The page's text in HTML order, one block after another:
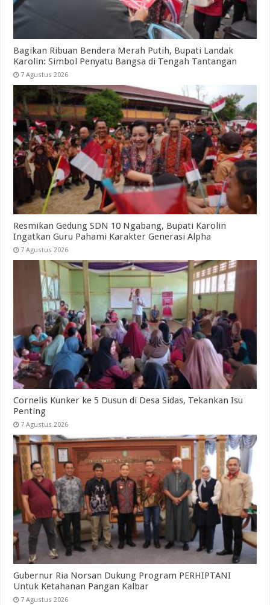
Bagikan Ribuan Bendera Merah Putih, Bupati Landak
Karolin: Simbol Penyatu Bangsa di Tengah Tantangan
7 Agustus 2026
Resmikan Gedung SDN 10 Ngabang, Bupati Karolin
Ingatkan Guru Pahami Karakter Generasi Alpha
7 Agustus 2026
Cornelis Kunker ke 5 Dusun di Desa Sidas, Tekankan Isu
Penting
7 Agustus 2026
Gubernur Ria Norsan Dukung Program PERHIPTANI
Untuk Ketahanan Pangan Kalbar
7 Agustus 2026